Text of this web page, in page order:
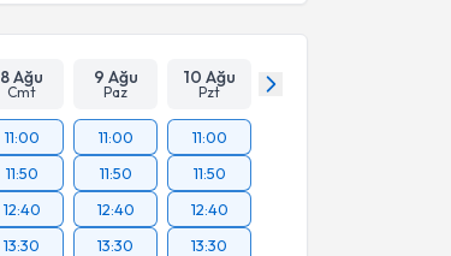
8 Ağu
Cmt
9 Ağu
Paz
10 Ağu
Pzt
11:00
11:50
12:40
13:30
11:00
11:50
12:40
13:30
11:00
11:50
12:40
13:30